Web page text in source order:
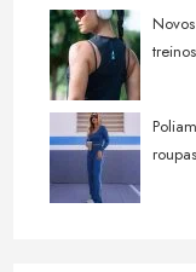
treinos